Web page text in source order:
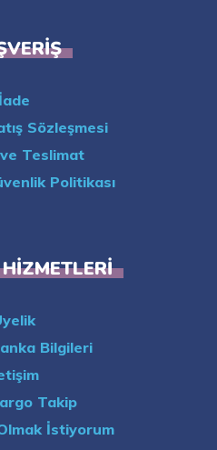
İade
Sözleşmesi
Teslimat
Politikası
Bilgileri
Takip
İstiyorum